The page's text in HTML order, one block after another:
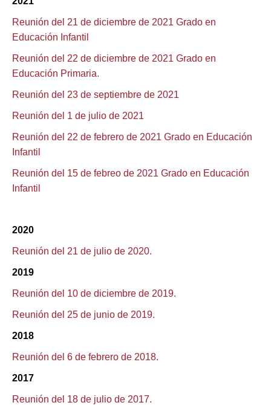
Reunión del 21 de diciembre de 2021 Grado en
Educación Infantil
Reunión del 22 de diciembre de 2021 Grado en
Educación Primaria.
Reunión del 23 de septiembre de 2021
Reunión del 1 de julio de 2021
Reunión del 22 de febrero de 2021 Grado en Educación
Infantil
Reunión del 15 de febreo de 2021 Grado en Educación
Infantil
2020
Reunión del 21 de julio de 2020.
2019
Reunión del 10 de diciembre de 2019.
Reunión del 25 de junio de 2019.
2018
Reunión del 6 de febrero de 2018.
2017
Reunión del 18 de julio de 2017.